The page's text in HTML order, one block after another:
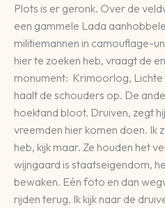
Plots is er geronk. Over de
een gammele Lada
militiemannen in camouflage-
hier te zoeken heb, vraagt de
monument: Krimoorlog,
haalt de schouders op. De
hoektand bloot. Druiven, zegt
vreemden hier komen doen. Ik
heb, kijk maar. Ze houden het
wijngaard is staatseigendom,
bewaken. Eén foto en dan
rijden terug. Ik kijk naar de